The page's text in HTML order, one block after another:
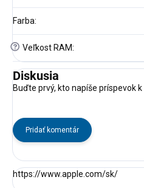
Farba:
? Veľkost RAM:
Diskusia
Buďte prvý, kto napíše príspevok
Pridať komentár
https://www.apple.com/sk/